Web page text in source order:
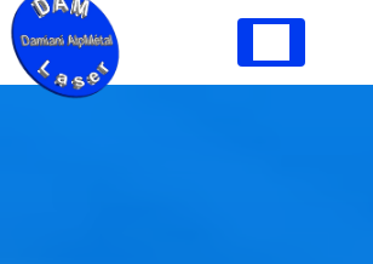
Panneau de gestion des cookies